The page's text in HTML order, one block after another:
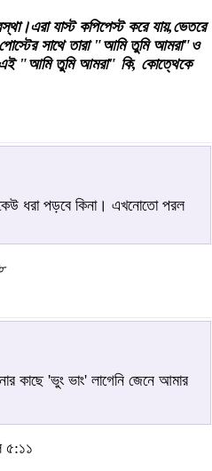
যাস্ট কপিপেস্ট করে যায়,ভেতরে
সাথে তারা "আমি তুমি আমরা"ও
এই "আমি তুমি আমরা" কি, কোত্থেকে
ধরা পড়বে কিনা। এখনোতো পরল
কাছে 'ভুং ভাং' লাগেনি জেনে আমার
৫:১১